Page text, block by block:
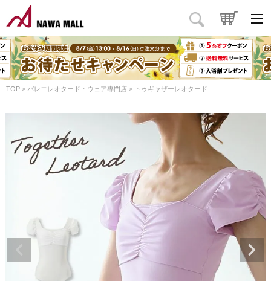
TOP バレエレオタード・ウェア専門店 トゥギャザーレオタード